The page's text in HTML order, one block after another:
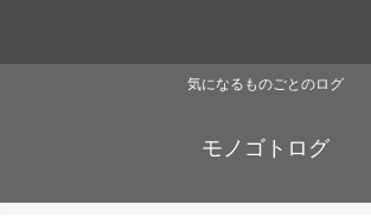
気になるものごとのログ
モノゴトログ